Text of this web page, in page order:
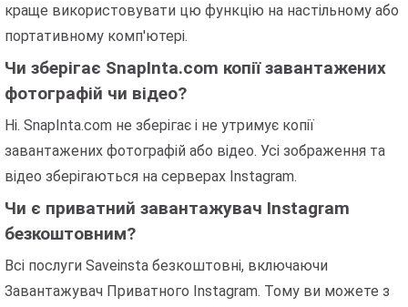
краще використовувати цю функцію на настільному або
портативному комп'ютері.
Чи зберігає SnapInta.com копії завантажених
фотографій чи відео?
Ні. SnapInta.com не зберігає і не утримує копії
завантажених фотографій або відео. Усі зображення та
відео зберігаються на серверах Instagram.
Чи є приватний завантажувач Instagram
безкоштовним?
Всі послуги Saveinsta безкоштовні, включаючи
Завантажувач Приватного Instagram. Тому ви можете з